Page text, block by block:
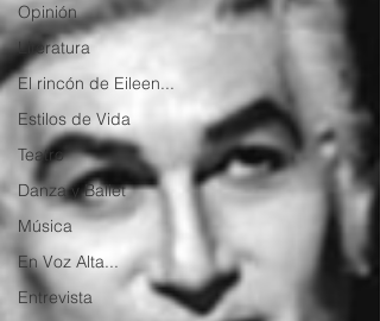
Opinión
Literatura
El rincón de Eileen...
Estilos de Vida
Teatro
Danza y Ballet
Música
En Voz Alta...
Entrevista